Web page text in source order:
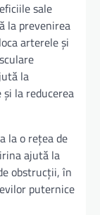
sale
la prevenirea
arterele și
la
la reducerea
la o rețea de
ajută la
obstrucții, în
puternice